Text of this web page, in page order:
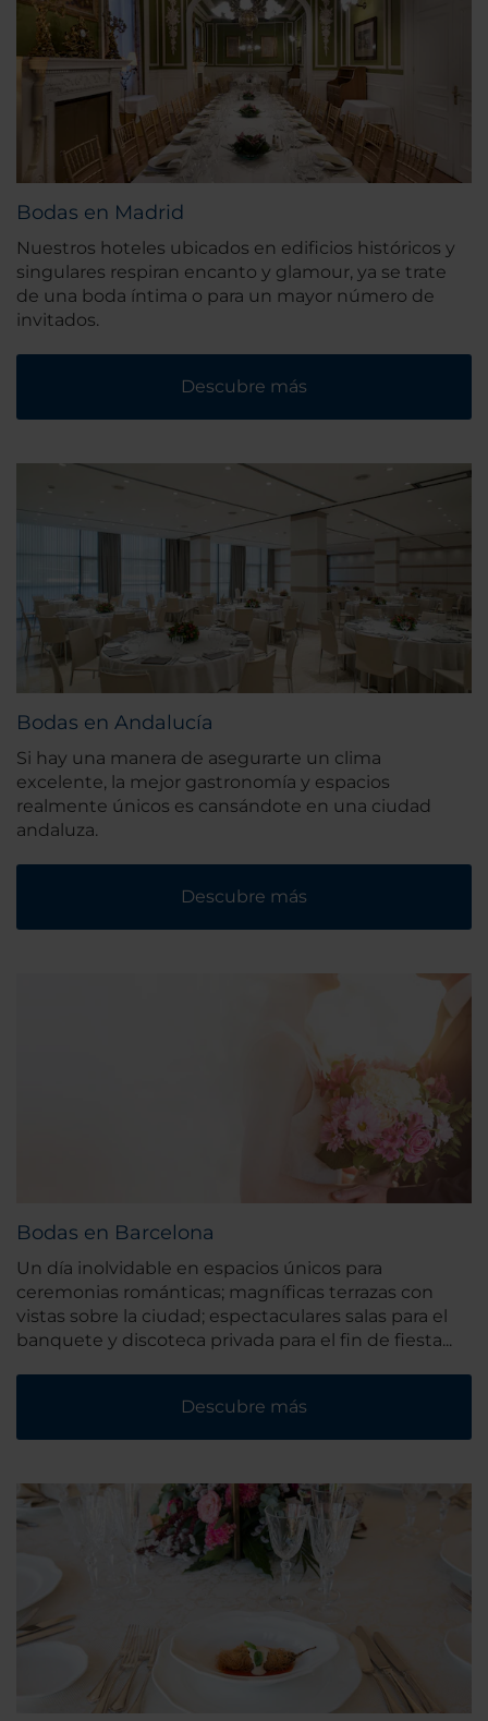
Bodas en Madrid
Nuestros hoteles ubicados en edificios históricos y
singulares respiran encanto y glamour, ya se trate
de una boda íntima o para un mayor número de
invitados.
Descubre más
Bodas en Andalucía
Si hay una manera de asegurarte un clima
excelente, la mejor gastronomía y espacios
realmente únicos es cansándote en una ciudad
andaluza.
Descubre más
Bodas en Barcelona
Un día inolvidable en espacios únicos para
ceremonias románticas; magníficas terrazas con
vistas sobre la ciudad; espectaculares salas para el
banquete y discoteca privada para el fin de fiesta...
Descubre más